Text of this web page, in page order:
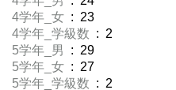
4学年_女 : 23
4学年_学級数 : 2
5学年_男
: 29
5学年_女 : 27
5学年_学級数 : 2